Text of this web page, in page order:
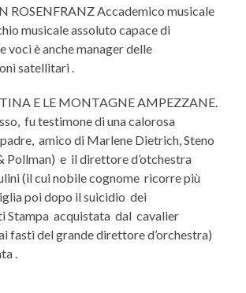
ROSENFRANZ Accademico musicale
musicale assoluto capace di
voci è anche manager delle
satellitari .
E LE MONTAGNE AMPEZZANE.
fu testimone di una calorosa
amico di Marlene Dietrich, Steno
Pollman) e il direttore d’otchestra
(il cui nobile cognome ricorre più
poi dopo il suicidio dei
Stampa acquistata dal cavalier
fasti del grande direttore d’orchestra)
.